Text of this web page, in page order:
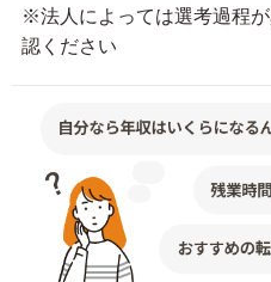
※法人によっては選考過程
認ください